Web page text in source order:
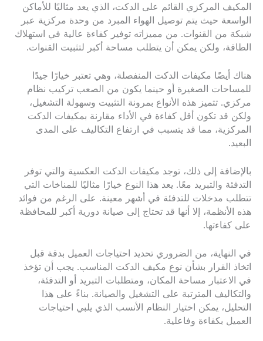
المكيف المركزي القائم على الدكت، الذي يعد مثاليًا للأماكن
الواسعة حيث يتم توصيل الهواء المبرد من وحدة مركزية عبر
شبكة من القنوات. من مميزاته توفير كفاءة عالية في استهلاك
الطاقة، ولكن يمكن أن يتطلب مساحة أكبر لتثبيت القنوات.
هناك أيضًا مكيفات الدكت المنفصلة، وهي تعتبر خيارًا جيدًا
للمساحات الصغيرة أو حينما يكون من الصعب تركيب نظام
مركزي. تتميز هذه الأنواع بمرونة التثبيت وسهولة التشغيل،
ولكن قد تكون أقل كفاءة في الأداء مقارنة بمكيفات الدكت
المركزية، مما قد يتسبب في ارتفاع التكاليف على المدى
البعيد.
بالإضافة إلى ذلك، توجد مكيفات الدكت العكسية والتي توفر
التدفئة والتبريد معًا. يعد هذا النوع خيارًا مثاليًا للمناخات التي
تتطلب مدخلات للتدفئة في أشهر معينة. على الرغم من فوائد
هذه الأنظمة، إلا أنها قد تحتاج إلى صيانة دورية أكبر للمحافظة
على كفاءتها.
في النهاية، من الضروري تحديد احتياجات العميل بدقة قبل
اتخاذ القرار بشأن نوع مكيف الدكت المناسب. يجب أن تؤخذ
في الاعتبار مساحة المكان، ومتطلبات التبريد أو التدفئة،
والتكاليف المترتبة على التشغيل والصيانة. بناءً على هذا
التحليل، يمكن اختيار النظام الأنسب الذي يلبي احتياجات
العميل بكفاءة وفاعلية.